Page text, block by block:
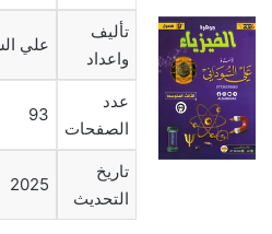
تأليف
واعداد
علي
عدد
الصفحات
93
تاريخ
التحديث
2025